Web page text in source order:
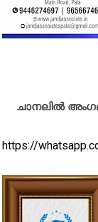
ചാനലിൽ
https://